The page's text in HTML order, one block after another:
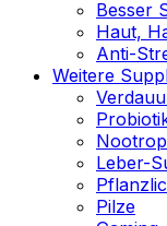
Besser
Haut,
Anti-
Weitere
Leber-
Pilze